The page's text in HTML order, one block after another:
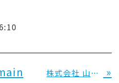
株式会社 山名造作工務 様 »